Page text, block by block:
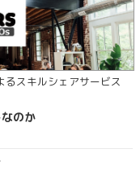
スキルシェアサービス
のか